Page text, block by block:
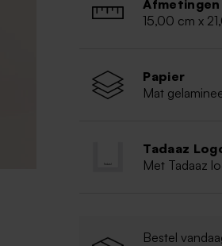
Afmetingen
15,00 cm x
Papier
Mat
Tadaaz
Met Tadaaz
Bestel